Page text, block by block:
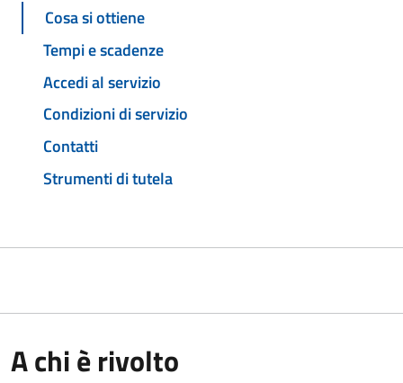
Cosa si ottiene
Tempi e scadenze
Accedi al servizio
Condizioni di servizio
Contatti
Strumenti di tutela
A chi è rivolto